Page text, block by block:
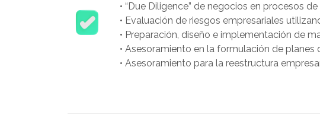
• “Due Diligence” de negocios en procesos
• Evaluación de riesgos empresariales
• Preparación, diseño e implementación de
• Asesoramiento en la formulación de planes
• Asesoramiento para la reestructura